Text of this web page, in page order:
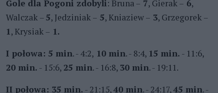
Gole dla Pogoni zdobyli: Bruna – 7, Gierak – 6,
Walczak –5, Jedziniak – 5, Kniaziew – 3, Grzegorek –
1, Krysiak – 1.
I połowa: 5 min. - 4:2, 10 min. - 8:4, 15 min. - 11:6,
20 min. - 15:6, 25 min. - 16:8, 30 min. - 19:11.
II połowa: 35 min. - 21:15,40 min. - 24:17,45 min. -